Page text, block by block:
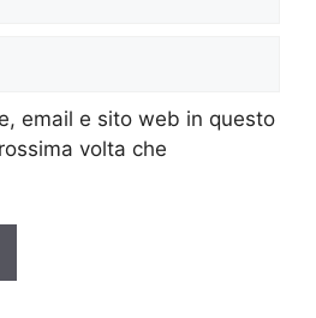
email e sito web in questo
volta che